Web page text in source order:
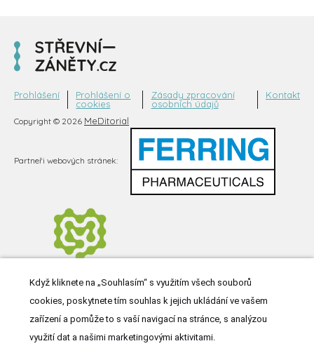
Copyright © 2026 MeDitorial
Prohlášení
Prohlášení o
cookies
Zásady zpracování
osobních údajů
Kontakt
Partneři webových stránek:
Když kliknete na „Souhlasím“ s využitím všech souborů
cookies, poskytnete tím souhlas k jejich ukládání ve vašem
zařízení a pomůže to s vaší navigací na stránce, s analýzou
využití dat a našimi marketingovými aktivitami.